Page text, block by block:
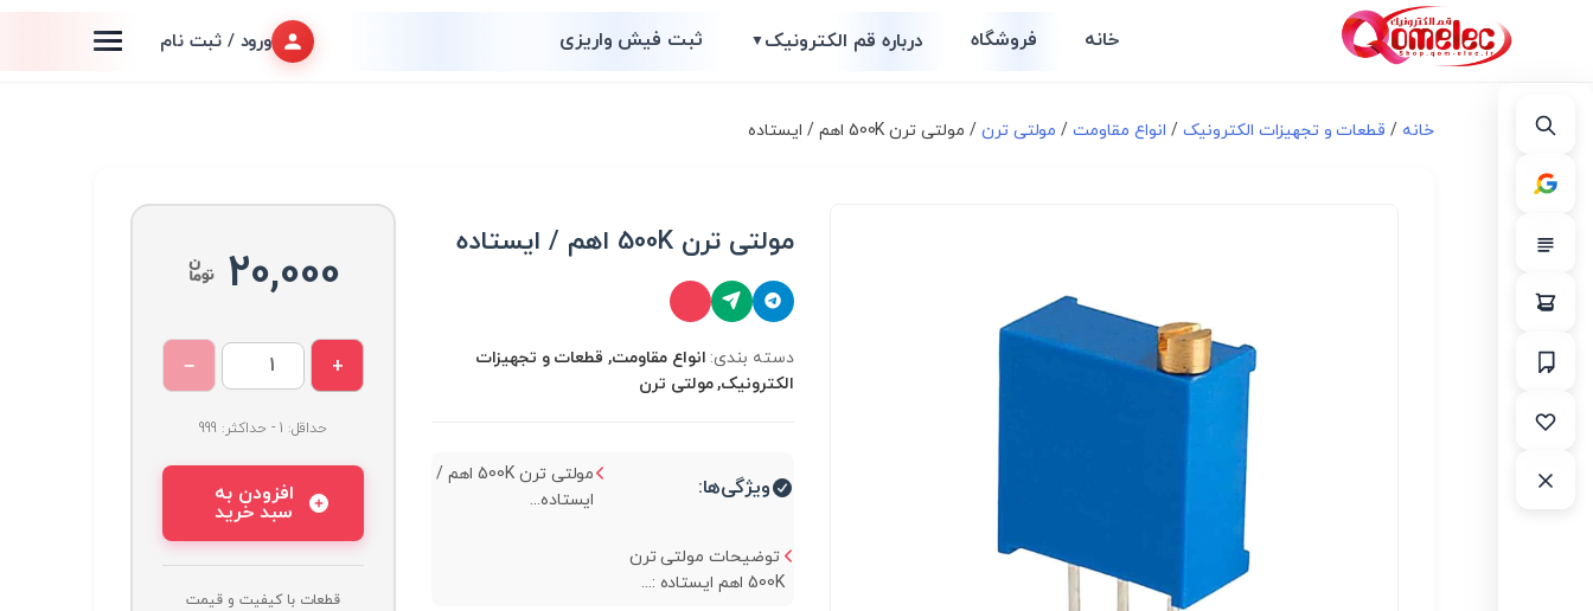
خانه فروشگاه درباره قم الکترونیک▼ ثبت فیش واریزی ورود / ثبت نام
خانه / قطعات و تجهیزات الکترونیک / انواع مقاومت/ مولتی ترن / مولتی ترن 500K اهم / ایستاده
مولتی ترن 500K اهم / ایستاده
دسته بندی: انواع مقاومت, قطعات و تجهیزات
الکترونیک, مولتی ترن
ویژگی‌ها:
مولتی ترن 500K اهم /
ایستاده...
توضیحات مولتی ترن
500K اهم ایستاده :...
20,000
+
−
حداقل: 1 - حداکثر: 999
افزودن به
سبد خرید
قطعات با کیفیت و قیمت